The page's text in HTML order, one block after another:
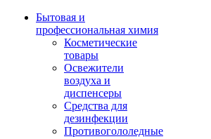
Бытовая и
профессиональная химия
Косметические
товары
Освежители
воздуха и
диспенсеры
Средства для
дезинфекции
Противогололедные